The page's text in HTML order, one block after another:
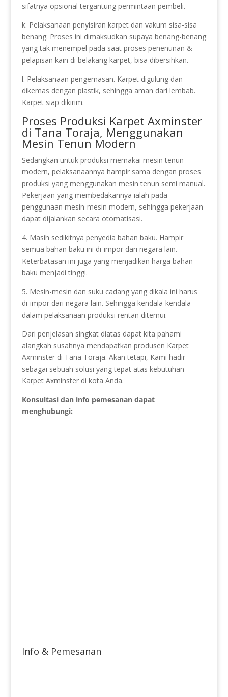
sifatnya opsional tergantung permintaan pembeli.
k. Pelaksanaan penyisiran karpet dan vakum sisa-sisa
benang. Proses ini dimaksudkan supaya benang-benang
yang tak menempel pada saat proses penenunan &
pelapisan kain di belakang karpet, bisa dibersihkan.
l. Pelaksanaan pengemasan. Karpet digulung dan
dikemas dengan plastik, sehingga aman dari lembab.
Karpet siap dikirim.
Proses Produksi Karpet Axminster
di Tana Toraja, Menggunakan
Mesin Tenun Modern
Sedangkan untuk produksi memakai mesin tenun
modern, pelaksanaannya hampir sama dengan proses
produksi yang menggunakan mesin tenun semi manual.
Pekerjaan yang membedakannya ialah pada
penggunaan mesin-mesin modern, sehingga pekerjaan
dapat dijalankan secara otomatisasi.
4. Masih sedikitnya penyedia bahan baku. Hampir
semua bahan baku ini di-impor dari negara lain.
Keterbatasan ini juga yang menjadikan harga bahan
baku menjadi tinggi.
5. Mesin-mesin dan suku cadang yang dikala ini harus
di-impor dari negara lain. Sehingga kendala-kendala
dalam pelaksanaan produksi rentan ditemui.
Dari penjelasan singkat diatas dapat kita pahami
alangkah susahnya mendapatkan produsen Karpet
Axminster di Tana Toraja. Akan tetapi, Kami hadir
sebagai sebuah solusi yang tepat atas kebutuhan
Karpet Axminster di kota Anda.
Konsultasi dan info pemesanan dapat
menghubungi:
Info & Pemesanan